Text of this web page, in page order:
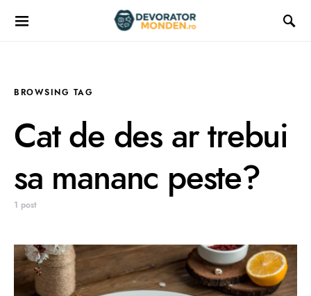
BROWSING TAG
Cat de des ar trebui
sa mananc peste?
1 post